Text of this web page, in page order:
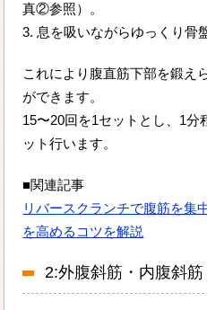
真②参照）。
3. 息を吸いながらゆっくり骨
これにより腹直筋下部を鍛え
ができます。
15〜20回を1セットとし、1分
ット行います。
■関連記事
リバースクランチで腹筋を集
を高めるコツを解説
2:外腹斜筋・内腹斜筋